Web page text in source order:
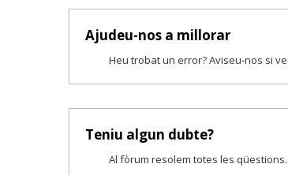
Ajudeu-nos a millorar
Heu trobat un error? Aviseu-nos si
Teniu algun dubte?
Al fòrum resolem totes les qüestions.